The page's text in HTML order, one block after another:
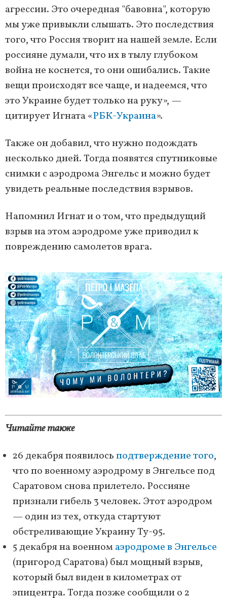
агрессии. Это очередная "бавовна", которую
мы уже привыкли слышать. Это последствия
того, что Россия творит на нашей земле. Если
россияне думали, что их в тылу глубоком
война не коснется, то они ошибались. Такие
вещи происходят все чаще, и надеемся, что
это Украине будет только на руку», —
цитирует Игната «РБК-Украина».
Также он добавил, что нужно подождать
несколько дней. Тогда появятся спутниковые
снимки с аэродрома Энгельс и можно будет
увидеть реальные последствия взрывов.
Напомнил Игнат и о том, что предыдущий
взрыв на этом аэродроме уже приводил к
повреждению самолетов врага.
Читайте также
26 декабря появилосьподтверждение того,
что по военному аэродрому в Энгельсе под
Саратовом снова прилетело. Россияне
признали гибель 3 человек. Этот аэродром
— один из тех, откуда стартуют
обстреливающие Украину Ту-95.
5 декабря на военномаэродроме в Энгельсе
(пригород Саратова) был мощный взрыв,
который был виден в километрах от
эпицентра. Тогда позже сообщили о 2